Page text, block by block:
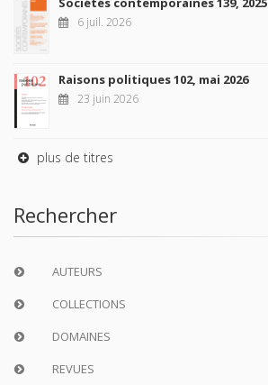
6 juil. 2026
Raisons politiques 102, mai 2026
23 juin 2026
plus de titres
Rechercher
AUTEURS
COLLECTIONS
DOMAINES
REVUES